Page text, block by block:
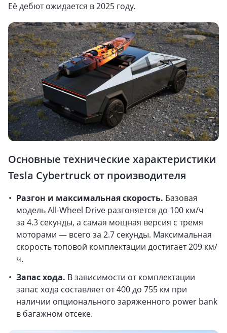
Её дебют ожидается в 2025 году.
Основные технические характеристики
Tesla Cybertruck от производителя
Разгон и максимальная скорость. Базовая
модель All-Wheel Drive разгоняется до 100 км/ч
за 4.3 секунды, а самая мощная версия с тремя
моторами — всего за 2.7 секунды. Максимальная
скорость топовой комплектации достигает 209 км/
ч.
Запас хода. В зависимости от комплектации
запас хода составляет от 400 до 755 км при
наличии опционального заряженного power bank
в багажном отсеке.